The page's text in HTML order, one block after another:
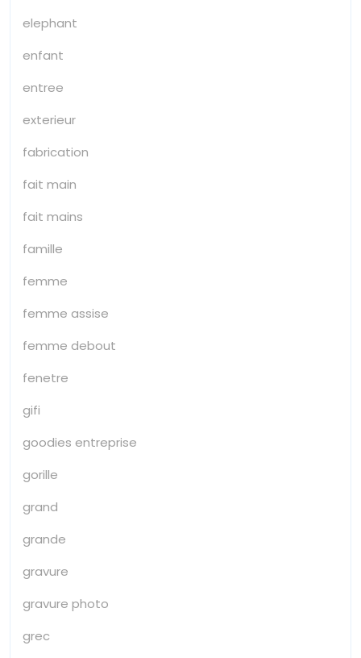
elephant
enfant
entree
exterieur
fabrication
fait main
fait mains
famille
femme
femme assise
femme debout
fenetre
gifi
goodies entreprise
gorille
grand
grande
gravure
gravure photo
grec